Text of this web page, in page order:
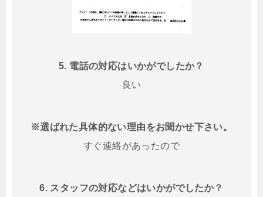
5. 電話の対応はいかがでしたか？
良い
※選ばれた具体的ない理由をお聞かせ下さい。
すぐ連絡があったので
6. スタッフの対応などはいかがでしたか？